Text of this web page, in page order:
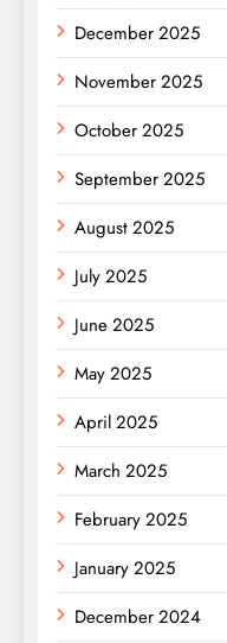
December 2025
November 2025
October 2025
September 2025
August 2025
July 2025
June 2025
May 2025
April 2025
March 2025
February 2025
January 2025
December 2024